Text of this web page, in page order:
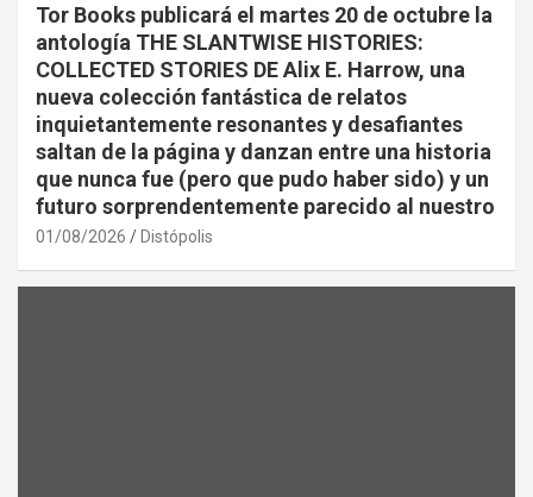
Tor Books publicará el martes 20 de octubre la
antología THE SLANTWISE HISTORIES:
COLLECTED STORIES DE Alix E. Harrow, una
nueva colección fantástica de relatos
inquietantemente resonantes y desafiantes
saltan de la página y danzan entre una historia
que nunca fue (pero que pudo haber sido) y un
futuro sorprendentemente parecido al nuestro
01/08/2026 Distópolis